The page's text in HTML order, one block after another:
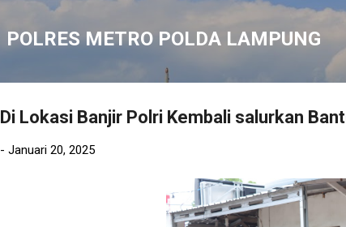
Langsung ke
POLRES METRO POLDA LAMPUNG
Di Lokasi Banjir Polri Kembali salurkan
- Januari 20, 2025